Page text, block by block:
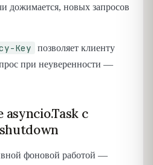
дожимается, новых запросов
Key
позволяет клиенту
при неуверенности —
asyncio.Task с
фоновой работой —